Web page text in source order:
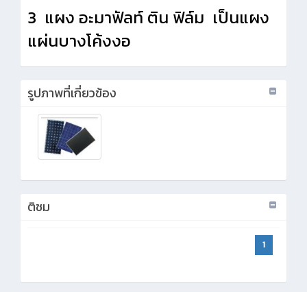
3 แผง อะมาฟัลท์ ติน ฟิล์ม เป็นแผง
แผ่นบางโค้งงอ
รูปภาพที่เกี่ยวข้อง
ติชม
1